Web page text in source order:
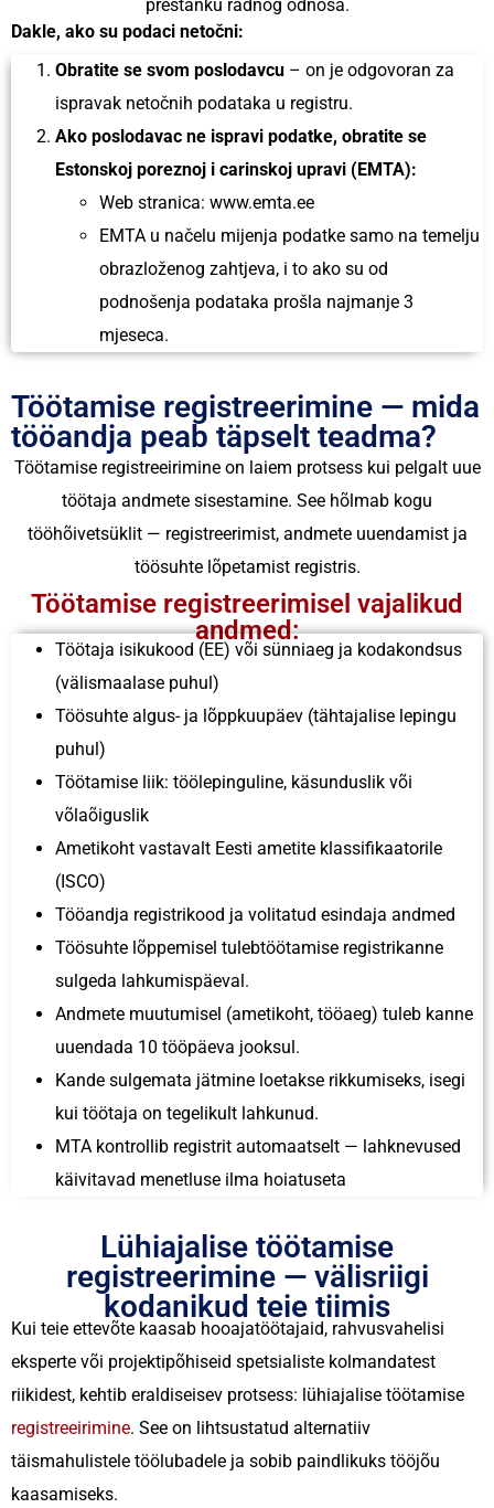
prestanku radnog odnosa.
Dakle, ako su podaci netočni:
Obratite se svom poslodavcu – on je odgovoran za
ispravak netočnih podataka u registru.
Ako poslodavac ne ispravi podatke, obratite se
Estonskoj poreznoj i carinskoj upravi (EMTA):
Web stranica: www.emta.ee
EMTA u načelu mijenja podatke samo na temelju
obrazloženog zahtjeva, i to ako su od
podnošenja podataka prošla najmanje 3
mjeseca.
Töötamise registreerimine — mida
tööandja peab täpselt teadma?
Töötamise registreeirimine on laiem protsess kui pelgalt uue
töötaja andmete sisestamine. See hõlmab kogu
tööhõivetsüklit — registreerimist, andmete uuendamist ja
töösuhte lõpetamist registris.
Töötamise registreerimisel vajalikud
andmed:
Töötaja isikukood (EE) või sünniaeg ja kodakondsus
(välismaalase puhul)
Töösuhte algus- ja lõppkuupäev (tähtajalise lepingu
puhul)
Töötamise liik: töölepinguline, käsunduslik või
võlaõiguslik
Ametikoht vastavalt Eesti ametite klassifikaatorile
(ISCO)
Tööandja registrikood ja volitatud esindaja andmed
Töösuhte lõppemisel tulebtöötamise registrikanne
sulgeda lahkumispäeval.
Andmete muutumisel (ametikoht, tööaeg) tuleb kanne
uuendada 10 tööpäeva jooksul.
Kande sulgemata jätmine loetakse rikkumiseks, isegi
kui töötaja on tegelikult lahkunud.
MTA kontrollib registrit automaatselt — lahknevused
käivitavad menetluse ilma hoiatuseta
Lühiajalise töötamise
registreerimine — välisriigi
kodanikud teie tiimis
Kui teie ettevõte kaasab hooajatöötajaid, rahvusvahelisi
eksperte või projektipõhiseid spetsialiste kolmandatest
riikidest, kehtib eraldiseisev protsess: lühiajalise töötamise
registreeirimine. See on lihtsustatud alternatiiv
täismahulistele töölubadele ja sobib paindlikuks tööjõu
kaasamiseks.